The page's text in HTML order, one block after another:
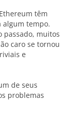
têm
algum tempo.
passado, muitos
caro se tornou
e
de seus
problemas